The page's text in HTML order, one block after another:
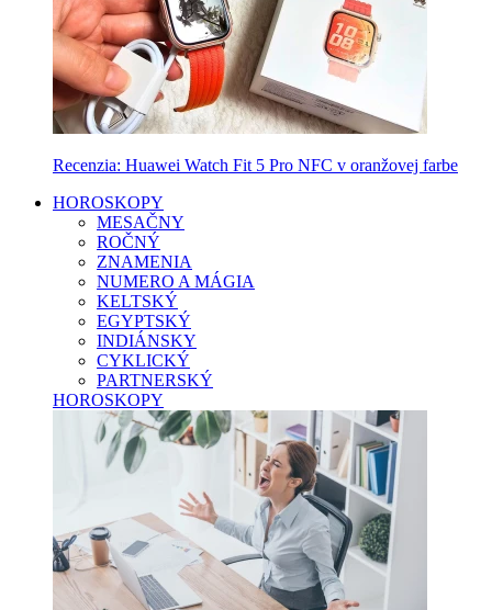
Recenzia: Huawei Watch Fit 5 Pro NFC v oranžovej farbe
HOROSKOPY
MESAČNY
ROČNÝ
ZNAMENIA
NUMERO A MÁGIA
KELTSKÝ
EGYPTSKÝ
INDIÁNSKY
CYKLICKÝ
PARTNERSKÝ
HOROSKOPY